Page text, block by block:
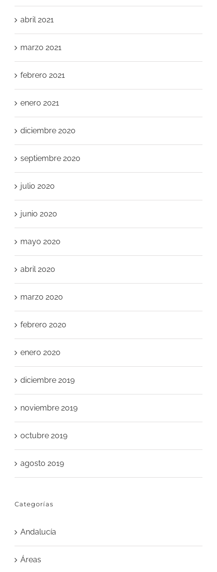
abril 2021
marzo 2021
febrero 2021
enero 2021
diciembre 2020
septiembre 2020
julio 2020
junio 2020
mayo 2020
abril 2020
marzo 2020
febrero 2020
enero 2020
diciembre 2019
noviembre 2019
octubre 2019
agosto 2019
Categorías
Andalucía
Áreas